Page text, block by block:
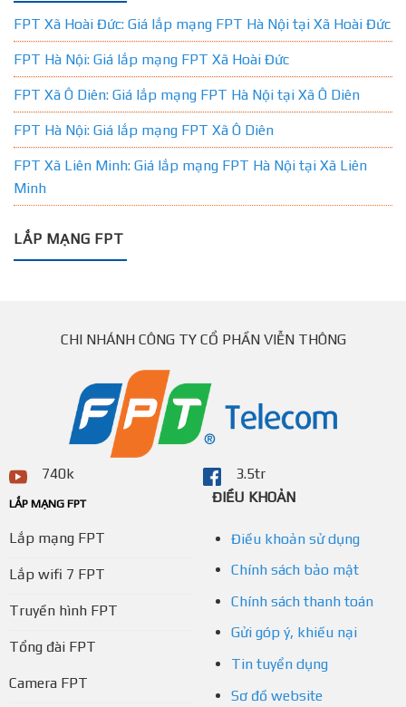
FPT Xã Hoài Đức: Giá lắp mạng FPT Hà Nội tại Xã Hoài Đức
FPT Hà Nội: Giá lắp mạng FPT Xã Hoài Đức
FPT Xã Ô Diên: Giá lắp mạng FPT Hà Nội tại Xã Ô Diên
FPT Hà Nội: Giá lắp mạng FPT Xã Ô Diên
FPT Xã Liên Minh: Giá lắp mạng FPT Hà Nội tại Xã Liên
Minh
LẮP MẠNG FPT
CHI NHÁNH CÔNG TY CỔ PHẦN VIỄN THÔNG
740k 3.5tr
LẮP MẠNG FPT
Lắp mạng FPT
Lắp wifi 7 FPT
Truyền hình FPT
Tổng đài FPT
Camera FPT
ĐIỀU KHOẢN
Điều khoản sử dụng
Chính sách bảo mật
Chính sách thanh toán
Gửi góp ý, khiếu nại
Tin tuyển dụng
Sơ đồ website